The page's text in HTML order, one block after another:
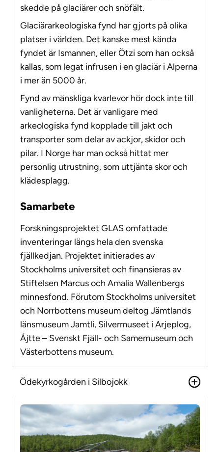
skedde på glaciärer och snöfält.
Glaciärarkeologiska fynd har gjorts på olika
platser i världen. Det kanske mest kända
fyndet är Ismannen, eller Ötzi som han också
kallas, som legat infrusen i en glaciär i Alperna
i mer än 5000 år.
Fynd av mänskliga kvarlevor hör dock inte till
vanligheterna. Det är vanligare med
arkeologiska fynd kopplade till jakt och
transporter som delar av ackjor, skidor och
pilar. I Norge har man också hittat mer
personlig utrustning, som uttjänta skor och
klädesplagg.
Samarbete
Forskningsprojektet GLAS omfattade
inventeringar längs hela den svenska
fjällkedjan. Projektet initierades av
Stockholms universitet och finansieras av
Stiftelsen Marcus och Amalia Wallenbergs
minnesfond. Förutom Stockholms universitet
och Norrbottens museum deltog Jämtlands
länsmuseum Jamtli, Silvermuseet i Arjeplog,
Ájtte – Svenskt Fjäll- och Samemuseum och
Västerbottens museum.
Ödekyrkogården i Silbojokk